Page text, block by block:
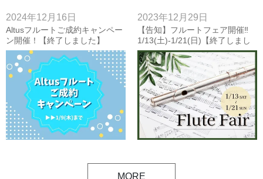
2024年12月16日
Altusフルートご成約キャンペー
ン開催！【終了しました】
2023年12月29日
【告知】フルートフェア開催‼
1/13(土)-1/21(日)【終了しまし
た】
MORE